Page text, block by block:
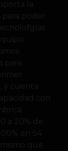
la
poder
para
y cuenta
con
a 20% de
en 54
que